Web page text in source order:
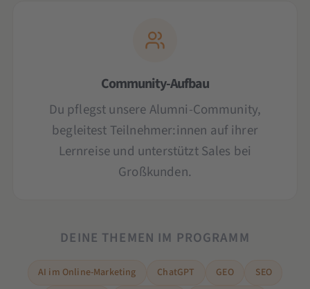
Community-Aufbau
Du pflegst unsere Alumni-Community,
begleitest Teilnehmer:innen auf ihrer
Lernreise und unterstützt Sales bei
Großkunden.
DEINE THEMEN IM PROGRAMM
AI im Online-Marketing ChatGPT GEO
SEO